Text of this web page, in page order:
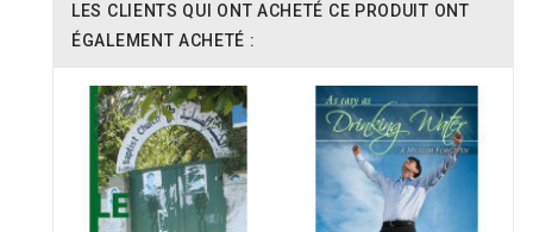
LES CLIENTS QUI ONT ACHETÉ CE PRODUIT ONT
ÉGALEMENT ACHETÉ :